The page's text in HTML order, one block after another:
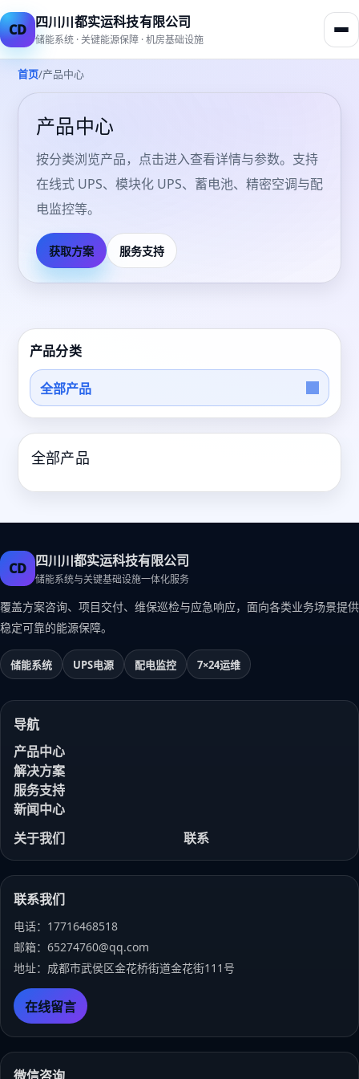
CD 四川川都实运科技有限公司
储能系统 · 关键能源保障 · 机房基础设施
首页/产品中心
产品中心
按分类浏览产品，点击进入查看详情与参数。支持
在线式 UPS、模块化 UPS、蓄电池、精密空调与配
电监控等。
获取方案 服务支持
产品分类
全部产品
全部产品
CD 四川川都实运科技有限公司
储能系统与关键基础设施一体化服务
覆盖方案咨询、项目交付、维保巡检与应急响应，面向各类业务场景提供
稳定可靠的能源保障。
储能系统 UPS电源 配电监控 7×24运维
导航
产品中心
解决方案
服务支持
新闻中心
关于我们
联系
联系我们
电话：17716468518
邮箱：65274760@qq.com
地址：成都市武侯区金花桥街道金花街111号
在线留言